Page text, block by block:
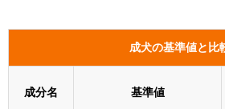
成犬の基準値と比
成分名 基準値